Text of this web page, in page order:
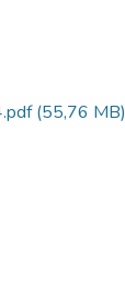
(55,76 MB)